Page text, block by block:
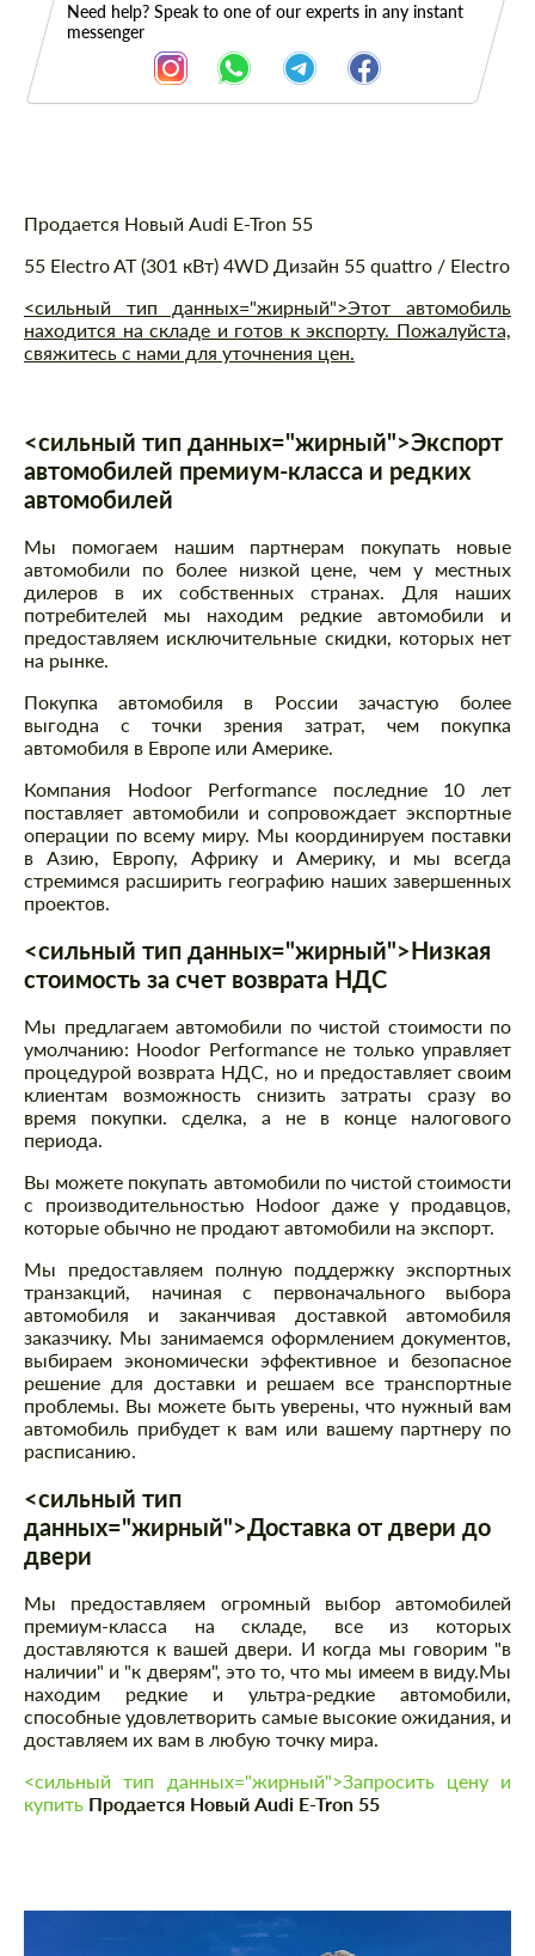
Need help? Speak to one of our experts in any instant
messenger
Описание
Продается Новый Audi E-Tron 55
55 Electro AT (301 кВт) 4WD Дизайн 55 quattro / Electro
<сильный тип данных="жирный">Этот автомобиль
находится на складе и готов к экспорту. Пожалуйста,
свяжитесь с нами для уточнения цен.
<сильный тип данных="жирный">Экспорт
автомобилей премиум-класса и редких
автомобилей
Мы помогаем нашим партнерам покупать новые
автомобили по более низкой цене, чем у местных
дилеров в их собственных странах. Для наших
потребителей мы находим редкие автомобили и
предоставляем исключительные скидки, которых нет
на рынке.
Покупка автомобиля в России зачастую более
выгодна с точки зрения затрат, чем покупка
автомобиля в Европе или Америке.
Компания Hodoor Performance последние 10 лет
поставляет автомобили и сопровождает экспортные
операции по всему миру. Мы координируем поставки
в Азию, Европу, Африку и Америку, и мы всегда
стремимся расширить географию наших завершенных
проектов.
<сильный тип данных="жирный">Низкая
стоимость за счет возврата НДС
Мы предлагаем автомобили по чистой стоимости по
умолчанию: Hoodor Performance не только управляет
процедурой возврата НДС, но и предоставляет своим
клиентам возможность снизить затраты сразу во
время покупки. сделка, а не в конце налогового
периода.
Вы можете покупать автомобили по чистой стоимости
с производительностью Hodoor даже у продавцов,
которые обычно не продают автомобили на экспорт.
Мы предоставляем полную поддержку экспортных
транзакций, начиная с первоначального выбора
автомобиля и заканчивая доставкой автомобиля
заказчику. Мы занимаемся оформлением документов,
выбираем экономически эффективное и безопасное
решение для доставки и решаем все транспортные
проблемы. Вы можете быть уверены, что нужный вам
автомобиль прибудет к вам или вашему партнеру по
расписанию.
<сильный тип
данных="жирный">Доставка от двери до
двери
Мы предоставляем огромный выбор автомобилей
премиум-класса на складе, все из которых
доставляются к вашей двери. И когда мы говорим "в
наличии" и "к дверям", это то, что мы имеем в виду.Мы
находим редкие и ультра-редкие автомобили,
способные удовлетворить самые высокие ожидания, и
доставляем их вам в любую точку мира.
<сильный тип данных="жирный">Запросить цену и
купить Продается Новый Audi E-Tron 55